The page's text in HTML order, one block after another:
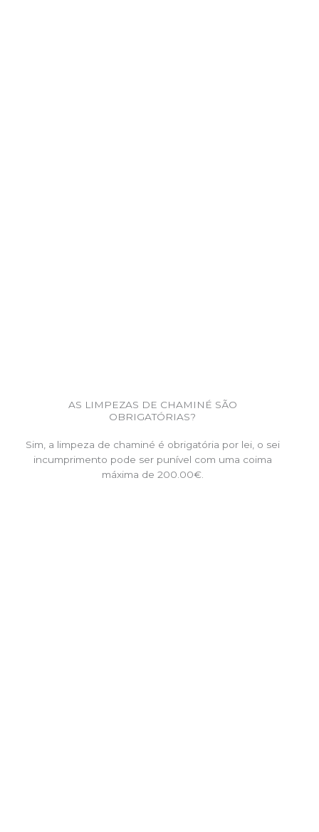
AS LIMPEZAS DE CHAMINÉ SÃO
OBRIGATÓRIAS?
Sim, a limpeza de chaminé é obrigatória por lei, o sei
incumprimento pode ser punível com uma coima
máxima de 200.00€.